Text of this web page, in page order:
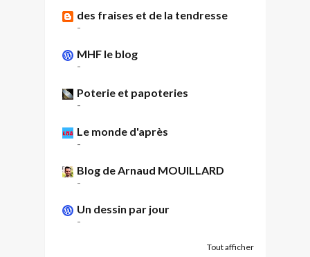
des fraises et de la tendresse
-
MHF le blog
-
Poterie et papoteries
-
Le monde d'après
-
Blog de Arnaud MOUILLARD
-
Un dessin par jour
-
Tout afficher